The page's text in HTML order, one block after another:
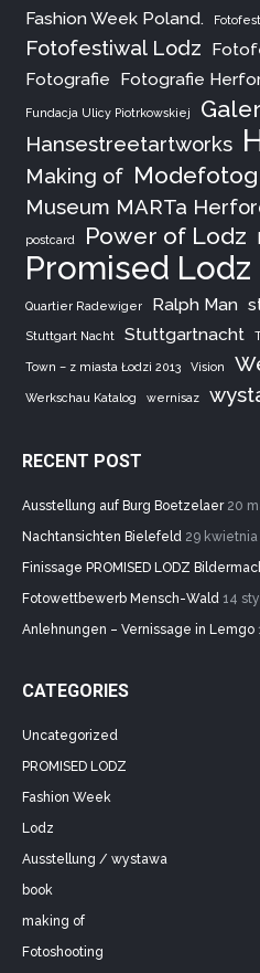
Fashion Week Poland.
Fotofestiwal Lodz
Fotografie Fotografie
Fundacja Ulicy Piotrkowskiej
Hansestreetartworks
Making of
Museum MARTa
postcard Power of Lodz
Promised Lodz
Quartier Radewiger Ralph Man
Stuttgart Nacht Stuttgartnacht
Town – z miasta Łodzi 2013 Vision
Werkschau Katalog wernisaz
RECENT POST
Ausstellung auf Burg Boetzelaer 20
Nachtansichten Bielefeld 29 kwietnia
Finissage PROMISED LODZ
Fotowettbewerb Mensch-Wald 14
Anlehnungen – Vernissage in Lemgo
CATEGORIES
Uncategorized
PROMISED LODZ
Fashion Week
Lodz
Ausstellung / wystawa
book
making of
Fotoshooting